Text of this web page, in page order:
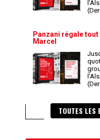
Panzani régale
Marcel
TOUTES LES